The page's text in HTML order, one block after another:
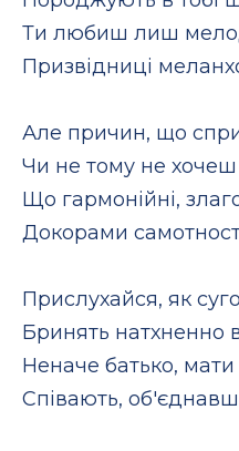
Ти любиш лиш
Призвідниці
Але причин, що
Чи не тому не хочеш
Що гармонійні,
Докорами
Прислухайся, як
Бринять натхненно
Неначе батько,
Співають,